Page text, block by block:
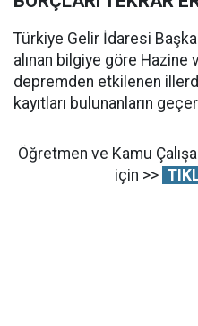
Türkiye Gelir İdaresi
alınan bilgiye göre Hazine
depremden etkilenen
kayıtları bulunanların
Öğretmen ve Kamu
için >>